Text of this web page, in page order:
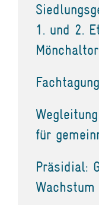
1. und 2.
Fachtagung
für
Präsidial: